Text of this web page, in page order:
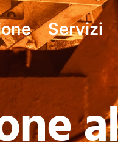
Servizi